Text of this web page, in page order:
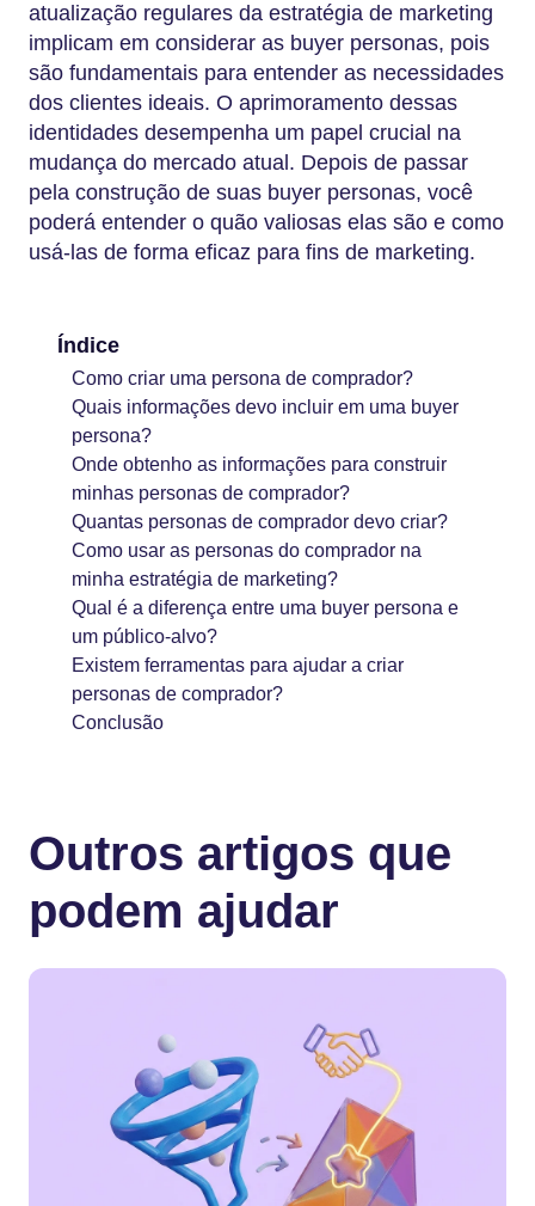
atualização regulares da estratégia de marketing
implicam em considerar as buyer personas, pois
são fundamentais para entender as necessidades
dos clientes ideais. O aprimoramento dessas
identidades desempenha um papel crucial na
mudança do mercado atual. Depois de passar
pela construção de suas buyer personas, você
poderá entender o quão valiosas elas são e como
usá-las de forma eficaz para fins de marketing.
Índice
Como criar uma persona de comprador?
Quais informações devo incluir em uma buyer
persona?
Onde obtenho as informações para construir
minhas personas de comprador?
Quantas personas de comprador devo criar?
Como usar as personas do comprador na
minha estratégia de marketing?
Qual é a diferença entre uma buyer persona e
um público-alvo?
Existem ferramentas para ajudar a criar
personas de comprador?
Conclusão
Outros artigos que
podem ajudar